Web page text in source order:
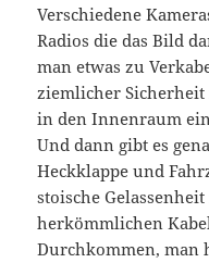
Verschiedene
Radios die das Bild
man etwas zu
ziemlicher
in den Innenraum
Und dann gibt es
Heckklappe und
stoische
herkömmlichen
Durchkommen, man